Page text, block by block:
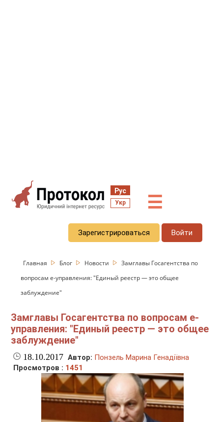
Рус
Укр ☰
Зарегистрироваться Войти
Главная Блог Новости
Замглавы Госагентства по
вопросам е-управления: "Единый реестр — это общее
заблуждение"
Замглавы Госагентства по вопросам е-
управления: "Единый реестр — это общее
заблуждение"
18.10.2017 Автор: Понзель Марина Генадіївна
Просмотров : 1451